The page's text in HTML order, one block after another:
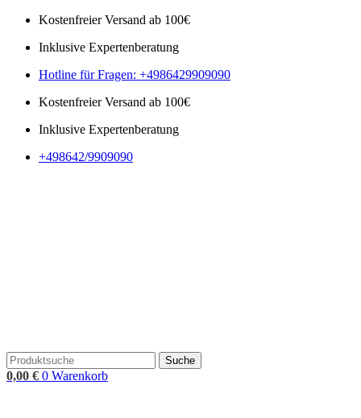
Kostenfreier Versand ab 100€
Inklusive Expertenberatung
Hotline für Fragen: +4986429909090
Kostenfreier Versand ab 100€
Inklusive Expertenberatung
+498642/9909090
Suche
0,00 € 0 Warenkorb